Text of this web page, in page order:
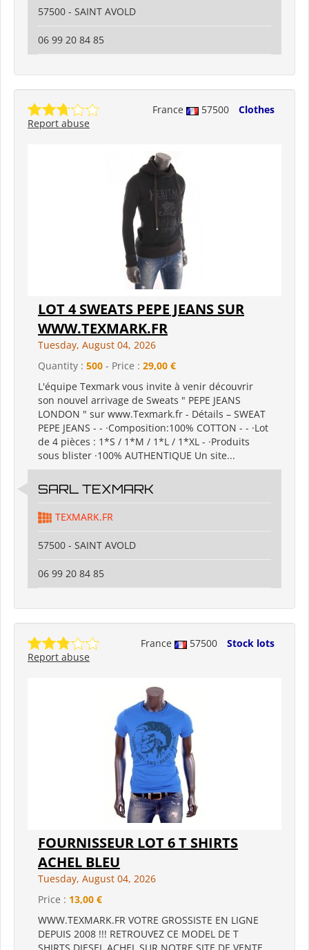
57500 - SAINT AVOLD
06 99 20 84 85
France 57500
Clothes
Report abuse
LOT 4 SWEATS PEPE JEANS SUR
WWW.TEXMARK.FR
Tuesday, August 04, 2026
Quantity : 500 - Price : 29,00 €
L'équipe Texmark vous invite à venir découvrir
son nouvel arrivage de Sweats " PEPE JEANS
LONDON " sur www.Texmark.fr - Détails – SWEAT
PEPE JEANS - - ·Composition:100% COTTON - - ·Lot
de 4 pièces : 1*S / 1*M / 1*L / 1*XL - ·Produits
sous blister ·100% AUTHENTIQUE Un site...
SARL TEXMARK
TEXMARK.FR
57500 - SAINT AVOLD
06 99 20 84 85
France 57500
Stock lots
Report abuse
FOURNISSEUR LOT 6 T SHIRTS
ACHEL BLEU
Tuesday, August 04, 2026
Price : 13,00 €
WWW.TEXMARK.FR VOTRE GROSSISTE EN LIGNE
DEPUIS 2008 !!! RETROUVEZ CE MODEL DE T